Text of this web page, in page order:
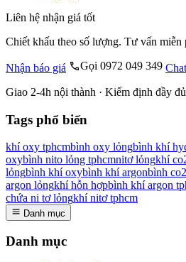
Liên hệ nhận giá tốt
Chiết khấu theo số lượng. Tư vấn miễn
Nhận báo giá Gọi 0972 049 349
Giao 2-4h nội thành · Kiểm định đầy
Tags phổ biến
khí oxy tphcmbình oxy lỏngbình khí
oxybình nito lỏng tphcmnitơ lỏngkhí
lỏngbình khí oxybình khí argonbình
argon lỏngkhí hỗn hợpbình khí argon
chứa ni tơ lỏngkhí nitơ tphcm
Danh mục
Danh mục